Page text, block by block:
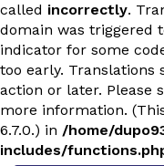
called incorrectly.
domain was triggered
indicator for some
too early. Translations
action or later. Please
more information.
6.7.0.) in /home/
includes/